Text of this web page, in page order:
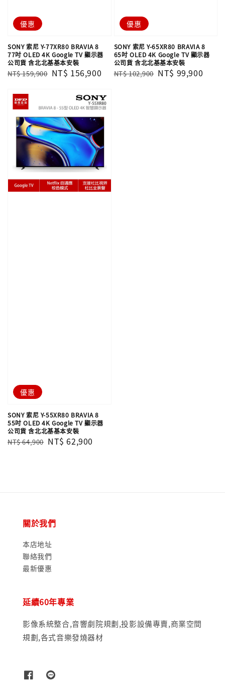
優惠
SONY 索尼 Y-77XR80 BRAVIA 8
77吋 OLED 4K Google TV 顯示器
公司貨 含北北基基本安裝
Regular
NT$ 159,900 Sale
NT$ 156,900
優惠
SONY 索尼 Y-65XR80 BRAVIA 8
65吋 OLED 4K Google TV 顯示器
公司貨 含北北基基本安裝
Regular
NT$ 102,900 Sale
NT$ 99,900
優惠
SONY 索尼 Y-55XR80 BRAVIA 8
55吋 OLED 4K Google TV 顯示器
公司貨 含北北基基本安裝
Regular
NT$ 64,900 Sale
NT$ 62,900
關於我們
本店地址
聯絡我們
最新優惠
延續60年專業
影像系統整合,音響劇院規劃,投影設備專賣,商業空間
規劃,各式音樂發燒器材